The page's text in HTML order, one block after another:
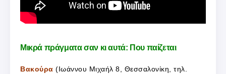
Μικρά πράγματα σαν κι αυτά: Που παίζεται
Βακούρα (Ιωάννου Μιχαήλ 8, Θεσσαλονίκη, τηλ.